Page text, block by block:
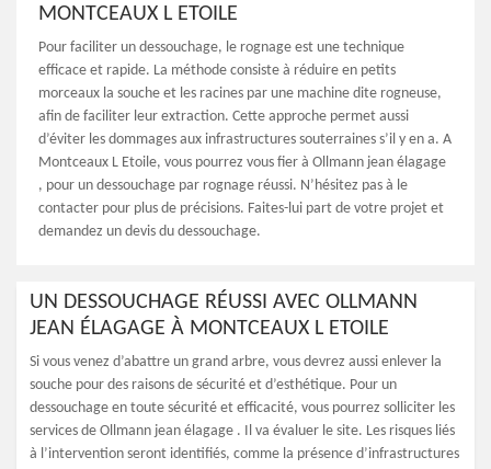
MONTCEAUX L ETOILE
Pour faciliter un dessouchage, le rognage est une technique
efficace et rapide. La méthode consiste à réduire en petits
morceaux la souche et les racines par une machine dite rogneuse,
afin de faciliter leur extraction. Cette approche permet aussi
d’éviter les dommages aux infrastructures souterraines s’il y en a. A
Montceaux L Etoile, vous pourrez vous fier à Ollmann jean élagage
, pour un dessouchage par rognage réussi. N’hésitez pas à le
contacter pour plus de précisions. Faites-lui part de votre projet et
demandez un devis du dessouchage.
UN DESSOUCHAGE RÉUSSI AVEC OLLMANN
JEAN ÉLAGAGE À MONTCEAUX L ETOILE
Si vous venez d’abattre un grand arbre, vous devrez aussi enlever la
souche pour des raisons de sécurité et d’esthétique. Pour un
dessouchage en toute sécurité et efficacité, vous pourrez solliciter les
services de Ollmann jean élagage . Il va évaluer le site. Les risques liés
à l’intervention seront identifiés, comme la présence d’infrastructures